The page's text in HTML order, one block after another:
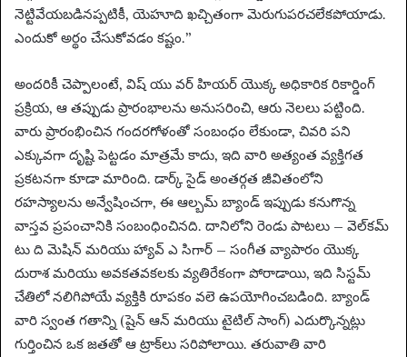
నెట్టివేయబడినప్పటికీ, యెహూది ఖచ్చితంగా మెరుగుపరచలేకపోయాడు.
ఎందుకో అర్థం చేసుకోవడం కష్టం.”
అందరికీ చెప్పాలంటే, విష్ యు వర్ హియర్ యొక్క అధికారిక రికార్డింగ్
ప్రక్రియ, ఆ తప్పుడు ప్రారంభాలను అనుసరించి, ఆరు నెలలు పట్టింది.
వారు ప్రారంభించిన గందరగోళంతో సంబంధం లేకుండా, చివరి పని
ఎక్కువగా దృష్టి పెట్టడం మాత్రమే కాదు, ఇది వారి అత్యంత వ్యక్తిగత
ప్రకటనగా కూడా మారింది. డార్క్ సైడ్ అంతర్గత జీవితంలోని
రహస్యాలను అన్వేషించగా, ఈ ఆల్బమ్ బ్యాండ్ ఇప్పుడు కనుగొన్న
వాస్తవ ప్రపంచానికి సంబంధించినది. దానిలోని రెండు పాటలు – వెల్‌కమ్
టు ది మెషిన్ మరియు హ్యావ్ ఎ సిగార్ – సంగీత వ్యాపారం యొక్క
దురాశ మరియు అవకతవకలకు వ్యతిరేకంగా పోరాడాయి, ఇది సిస్టమ్
చేతిలో నలిగిపోయే వ్యక్తికి రూపకం వలె ఉపయోగించబడింది. బ్యాండ్
వారి స్వంత గతాన్ని (షైన్ ఆన్ మరియు టైటిల్ సాంగ్) ఎదుర్కొన్నట్లు
గుర్తించిన ఒక జతతో ఆ ట్రాక్‌లు సరిపోలాయి. తరువాతి వారి